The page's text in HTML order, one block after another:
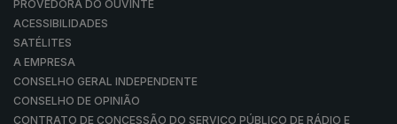
PROVEDORA DO OUVINTE
ACESSIBILIDADES
SATÉLITES
A EMPRESA
CONSELHO GERAL INDEPENDENTE
CONSELHO DE OPINIÃO
CONTRATO DE CONCESSÃO DO SERVIÇO PÚBLICO DE RÁDIO E